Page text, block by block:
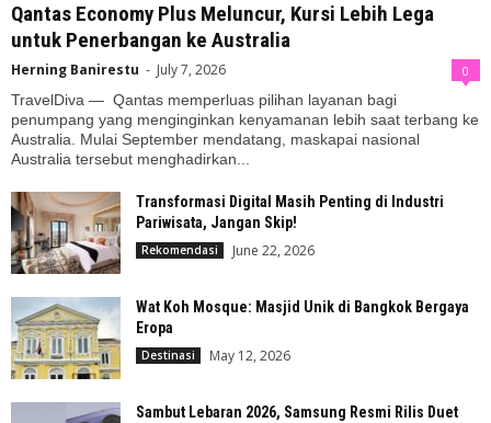
Qantas Economy Plus Meluncur, Kursi Lebih Lega
untuk Penerbangan ke Australia
Herning Banirestu - July 7, 2026 0
TravelDiva — Qantas memperluas pilihan layanan bagi
penumpang yang menginginkan kenyamanan lebih saat terbang ke
Australia. Mulai September mendatang, maskapai nasional
Australia tersebut menghadirkan...
Transformasi Digital Masih Penting di Industri
Pariwisata, Jangan Skip!
Rekomendasi June 22, 2026
Wat Koh Mosque: Masjid Unik di Bangkok Bergaya
Eropa
Destinasi May 12, 2026
Sambut Lebaran 2026, Samsung Resmi Rilis Duet